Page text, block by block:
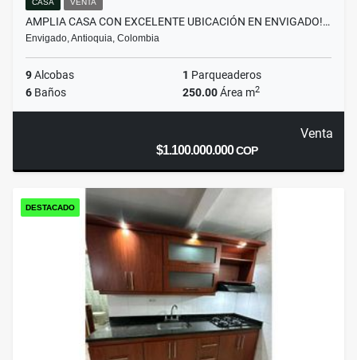
CASA VENTA
AMPLIA CASA CON EXCELENTE UBICACIÓN EN ENVIGADO!…
Envigado, Antioquia, Colombia
9Alcobas 1 Parqueaderos
6 Baños 250.00Área m2
Venta
$1.100.000.000COP
DESTACADO